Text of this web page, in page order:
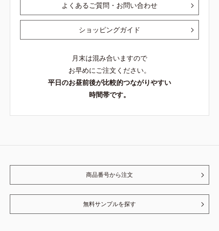
よくあるご質問・お問い合わせ
ショッピングガイド
月末は混み合いますので
お早めにご注文ください。
平日のお昼前後が比較的つながりやすい
時間帯です。
商品番号から注文
無料サンプルを探す